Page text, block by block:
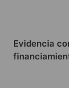
Evidencia